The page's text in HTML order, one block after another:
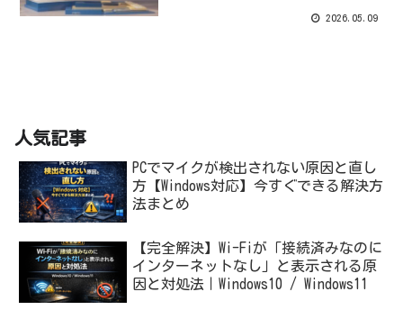
2026.05.09
人気記事
PCでマイクが検出されない原因と直し
方【Windows対応】今すぐできる解決方
法まとめ
【完全解決】Wi-Fiが「接続済みなのに
インターネットなし」と表示される原
因と対処法｜Windows10 / Windows11